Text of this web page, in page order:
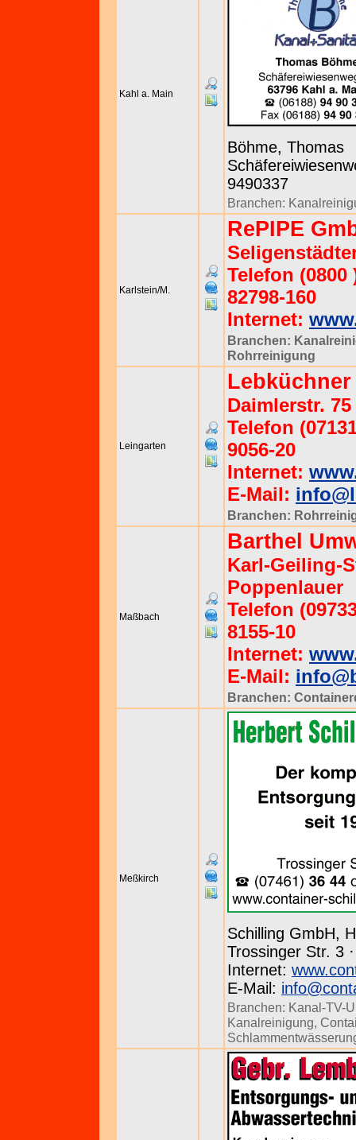
Kahl a. Main
Böhme, Thomas
9490337
Branchen:
Karlstein/M.
RePIPE
Telefon (0800
82798-160
Internet:
Branchen:
Rohrreinigung
Leingarten
Lebküchner
Daimlerstr. 75
Telefon
9056-20
Internet:
E-Mail:
Branchen:
Maßbach
Barthel
Karl-Geiling-
Poppenlauer
Telefon
8155-10
Internet:
E-Mail:
Branchen:
Meßkirch
Schilling GmbH,
Trossinger Str. 3
Internet:
E-Mail:
Branchen: Kanal-TV-
Kanalreinigung,